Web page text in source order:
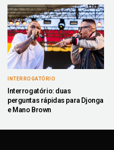
INTERROGATÓRIO
Interrogatório: duas
perguntas rápidas para Djonga
e Mano Brown